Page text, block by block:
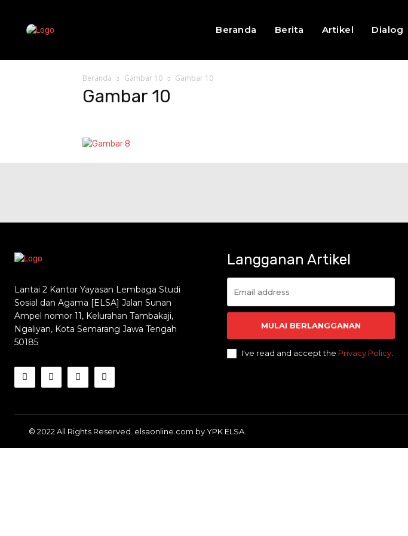
Beranda Berita Artikel Dialog
Beranda Gambar 10 Gambar 10
Gambar 10
Lantai 2 Kantor Yayasan Lembaga Studi
Sosial dan Agama [ELSA] Jalan Sunan
Ampel nomor 11, Kelurahan Tambakaji,
Ngaliyan, Kota Semarang Jawa Tengah
50185
Langganan Artikel
MULAI BERLANGGANAN
I've read and accept the Privacy Policy.
© 2022 All Rights Reserved. elsaonline.com by YPK ELSA.